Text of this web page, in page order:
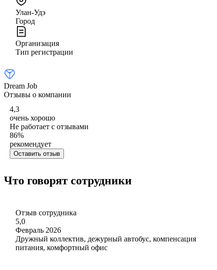
Улан-Удэ
Город
Организация
Тип регистрации
Dream Job
Отзывы о компании
4,3
очень хорошо
Не работает с отзывами
86%
рекомендует
Оставить отзыв
Что говорят сотрудники
Отзыв сотрудника
5,0
Февраль 2026
Дружный коллектив, дежурный автобус, компенсация
питания, комфортный офис